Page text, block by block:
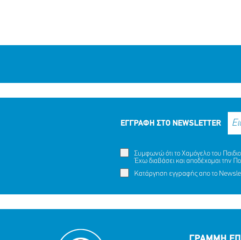
ΕΓΓΡΑΦΗ ΣΤΟ NEWSLETTER
Συμφωνώ ότι το Χαμόγελο του
Έχω διαβάσει και αποδέχομαι την
Κατάργηση εγγραφής απο το